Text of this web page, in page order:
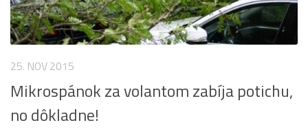
25. NOV 2015
Mikrospánok za volantom zabíja potichu,
no dôkladne!